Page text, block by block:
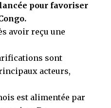
pour favoriser
avoir reçu une
sont
acteurs,
est alimentée par